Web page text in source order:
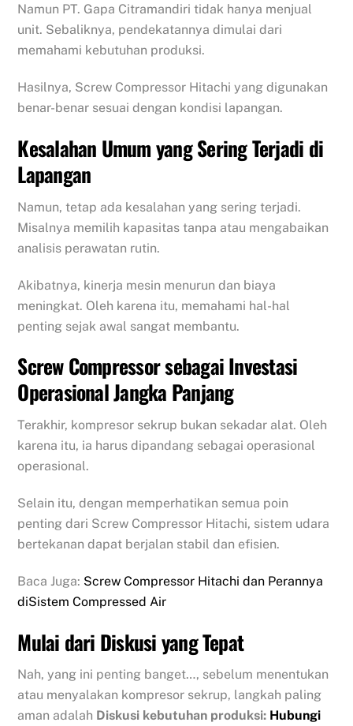
Namun PT. Gapa Citramandiri tidak hanya menjual
unit. Sebaliknya, pendekatannya dimulai dari
memahami kebutuhan produksi.
Hasilnya, Screw Compressor Hitachi yang digunakan
benar-benar sesuai dengan kondisi lapangan.
Kesalahan Umum yang Sering Terjadi di
Lapangan
Namun, tetap ada kesalahan yang sering terjadi.
Misalnya memilih kapasitas tanpa atau mengabaikan
analisis perawatan rutin.
Akibatnya, kinerja mesin menurun dan biaya
meningkat. Oleh karena itu, memahami hal-hal
penting sejak awal sangat membantu.
Screw Compressor sebagai Investasi
Operasional Jangka Panjang
Terakhir, kompresor sekrup bukan sekadar alat. Oleh
karena itu, ia harus dipandang sebagai operasional
operasional.
Selain itu, dengan memperhatikan semua poin
penting dari Screw Compressor Hitachi, sistem udara
bertekanan dapat berjalan stabil dan efisien.
Baca Juga: Screw Compressor Hitachi dan Perannya
diSistem Compressed Air
Mulai dari Diskusi yang Tepat
Nah, yang ini penting banget…, sebelum menentukan
atau menyalakan kompresor sekrup, langkah paling
aman adalah Diskusi kebutuhan produksi: Hubungi